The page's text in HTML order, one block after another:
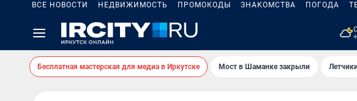
ВСЕ НОВОСТИ НЕДВИЖИМОСТЬ ПРОМОКОДЫ ЗНАКОМСТВА ПОГОДА
Бесплатная мастерская для медиа в Иркутске Мост в Шаманке закрыли